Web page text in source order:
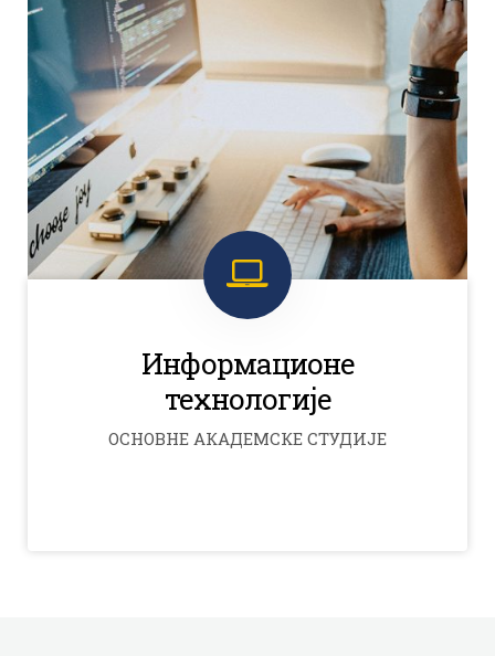
Информационе
технологије
ОСНОВНЕ АКАДЕМСКЕ СТУДИЈЕ